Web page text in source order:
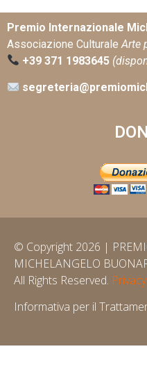
Premio Internazionale
Associazione Culturale Arte
+39 371 1983645
© Copyright 2026 |
MICHELANGELO
All Rights Reserved.
Informativa per il